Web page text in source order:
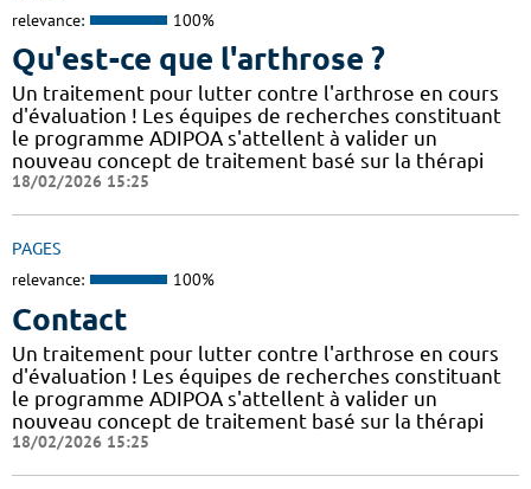
relevance: 100%
Qu'est-ce que l'arthrose ?
Un traitement pour lutter contre l'arthrose en cours
d'évaluation ! Les équipes de recherches constituant
le programme ADIPOA s'attellent à valider un
nouveau concept de traitement basé sur la thérapi
18/02/2026 15:25
PAGES
relevance: 100%
Contact
Un traitement pour lutter contre l'arthrose en cours
d'évaluation ! Les équipes de recherches constituant
le programme ADIPOA s'attellent à valider un
nouveau concept de traitement basé sur la thérapi
18/02/2026 15:25